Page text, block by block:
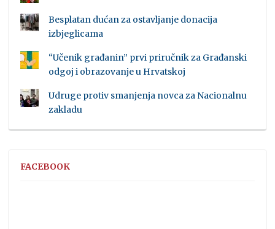
Besplatan dućan za ostavljanje donacija
izbjeglicama
“Učenik građanin” prvi priručnik za Građanski
odgoj i obrazovanje u Hrvatskoj
Udruge protiv smanjenja novca za Nacionalnu
zakladu
FACEBOOK